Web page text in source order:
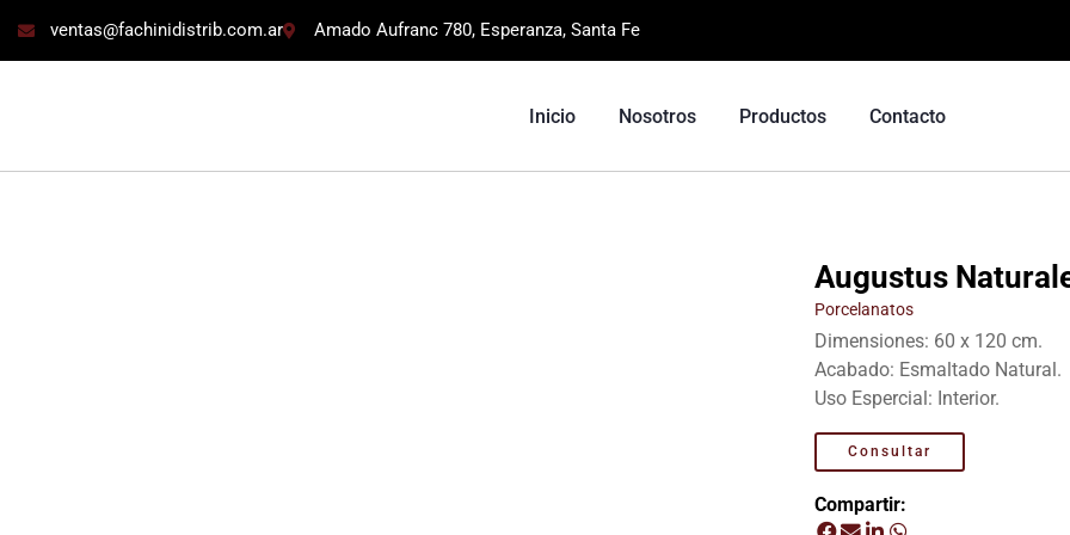
ventas@fachinidistrib.com.ar Amado Aufranc 780, Esperanza, Santa Fe
Inicio Nosotros Productos Contacto
Augustus
Porcelanatos
Dimensiones: 60 x 120 cm.
Acabado: Esmaltado Natural.
Uso Espercial: Interior.
Consultar
Compartir: